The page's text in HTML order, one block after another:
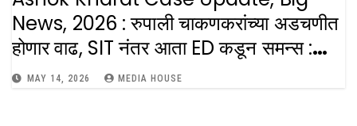
News, 2026 : रुपाली चाकणकरांच्या अडचणीत
होणार वाढ, SIT नंतर आता ED कडून समन्स :
Rupali Chakankar Troubles May
MAY 14, 2026 MEDIA HOUSE